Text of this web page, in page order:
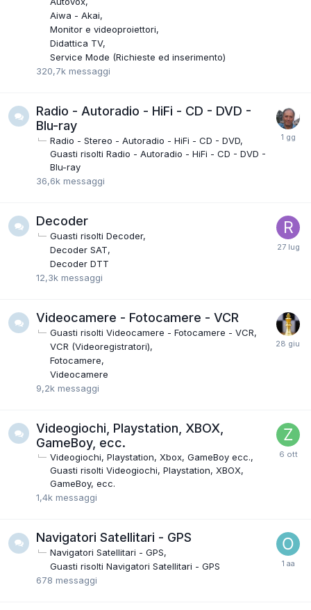
Aiwa - Akai
Monitor e videoproiettori
Didattica TV
Service Mode (Richieste ed inserimento)
320,7k messaggi
Radio - Autoradio - HiFi - CD - DVD -
Blu-ray
Radio - Stereo - Autoradio - HiFi - CD - DVD
Guasti risolti Radio - Autoradio - HiFi - CD - DVD -
Blu-ray
36,6k messaggi
Decoder
Guasti risolti Decoder
Decoder SAT
Decoder DTT
12,3k messaggi
Videocamere - Fotocamere - VCR
Guasti risolti Videocamere - Fotocamere - VCR
VCR (Videoregistratori)
Fotocamere
Videocamere
9,2k messaggi
Videogiochi, Playstation, XBOX,
GameBoy, ecc.
Videogiochi, Playstation, Xbox, GameBoy ecc.
Guasti risolti Videogiochi, Playstation, XBOX,
GameBoy, ecc.
1,4k messaggi
Navigatori Satellitari - GPS
Navigatori Satellitari - GPS
Guasti risolti Navigatori Satellitari - GPS
678 messaggi